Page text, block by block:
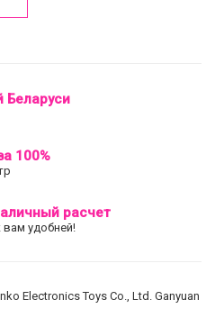
Беларуси
100%
расчет
вам удобней!
Electronics Toys Co., Ltd. Ganyuan